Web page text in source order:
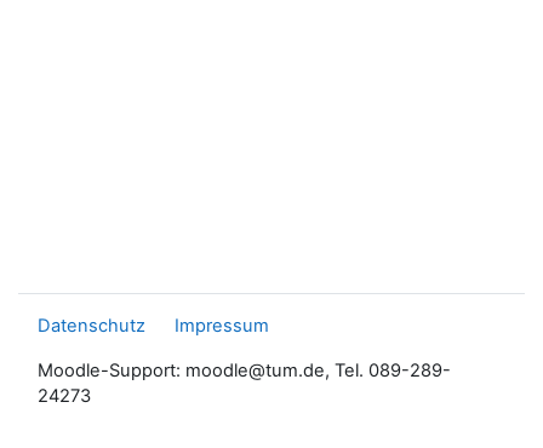
Datenschutz Impressum
Moodle-Support: moodle@tum.de, Tel. 089-289-
24273